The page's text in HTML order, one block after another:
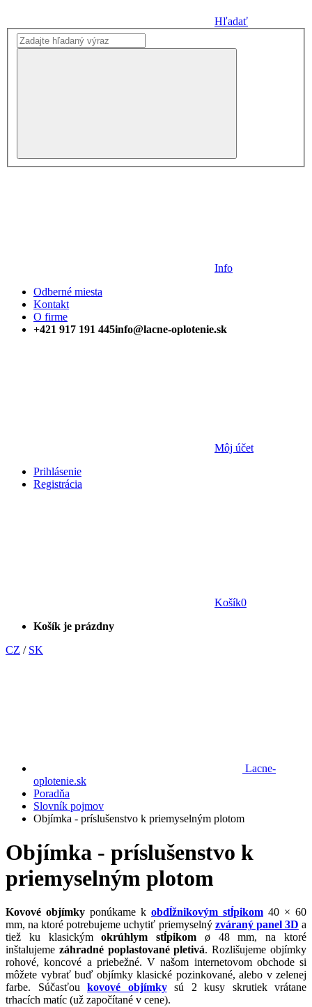
Hľadať
Info
Odberné miesta
Kontakt
O firme
+421 917 191 445info@lacne-oplotenie.sk
Môj účet
Prihlásenie
Registrácia
Košík0
Košík je prázdny
CZ / SK
Lacne-
oplotenie.sk
Poradňa
Slovník pojmov
Objímka - príslušenstvo k priemyselným plotom
Objímka - príslušenstvo k
priemyselným plotom
Kovové objímky ponúkame k obdĺžnikovým stĺpikom 40 × 60
mm, na ktoré potrebujeme uchytiť priemyselný zváraný panel 3D a
tiež ku klasickýmokrúhlym stĺpikom ø 48 mm, na ktoré
inštalujeme záhradné poplastované pletivá. Rozlišujeme objímky
rohové, koncové a priebežné. V našom internetovom obchode si
môžete vybrať buď objímky klasické pozinkované, alebo v zelenej
farbe. Súčasťou kovové objímkysú 2 kusy skrutiek vrátane
trhacích matíc (už započítané v cene).